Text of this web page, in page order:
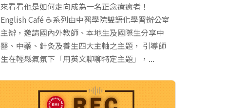
來看看他是如何走向成為一名正念療癒者！
English Café ☕系列由中醫學院雙語化學習辦公室
主辦，邀請國內外教師、本地生及國際生分享中
醫、中藥、針灸及養生四大主軸之主題， 引導師
生在輕鬆氣氛下「用英文聊聊特定主題」，...